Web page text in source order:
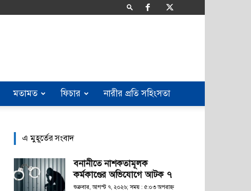
মতামত ফিচার নারীর প্রতি সহিংসতা
এ মুহূর্তের সংবাদ
বনানীতে নাশকতামূলক
কর্মকাণ্ডের অভিযোগে আটক ৭
শুক্রবার, আগস্ট ৭, ২০২৬; সময় : ৫:০৩ অপরাহ্ণ